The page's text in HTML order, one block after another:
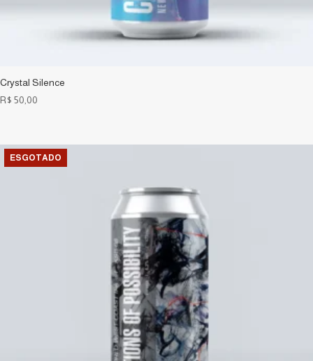
Crystal Silence
R$ 50,00
ESGOTADO